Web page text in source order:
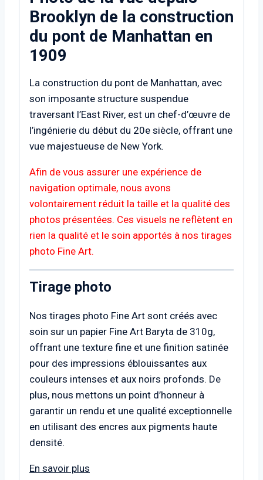
Brooklyn de la construction
du pont de Manhattan en
1909
La construction du pont de Manhattan, avec
son imposante structure suspendue
traversant l’East River, est un chef-d’œuvre de
l’ingénierie du début du 20e siècle, offrant une
vue majestueuse de New York.
Afin de vous assurer une expérience de
navigation optimale, nous avons
volontairement réduit la taille et la qualité des
photos présentées. Ces visuels ne reflètent en
rien la qualité et le soin apportés à nos tirages
photo Fine Art.
Tirage photo
Nos tirages photo Fine Art sont créés avec
soin sur un papier Fine Art Baryta de 310g,
offrant une texture fine et une finition satinée
pour des impressions éblouissantes aux
couleurs intenses et aux noirs profonds. De
plus, nous mettons un point d’honneur à
garantir un rendu et une qualité exceptionnelle
en utilisant des encres aux pigments haute
densité.
En savoir plus